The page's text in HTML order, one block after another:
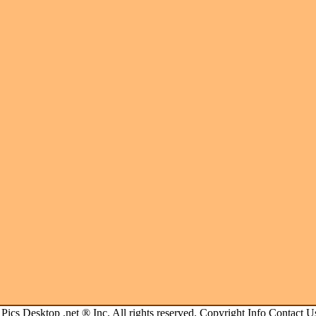
Pics Desktop .net ® Inc. All rights reserved. Copyright Info Contact